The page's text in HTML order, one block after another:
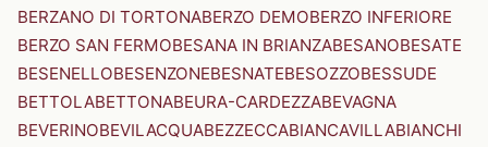
BERZANO DI TORTONABERZO DEMOBERZO INFERIORE
BERZO SAN FERMOBESANA IN BRIANZABESANOBESATE
BESENELLOBESENZONEBESNATEBESOZZOBESSUDE
BETTOLABETTONABEURA-CARDEZZABEVAGNA
BEVERINOBEVILACQUABEZZECCABIANCAVILLABIANCHI